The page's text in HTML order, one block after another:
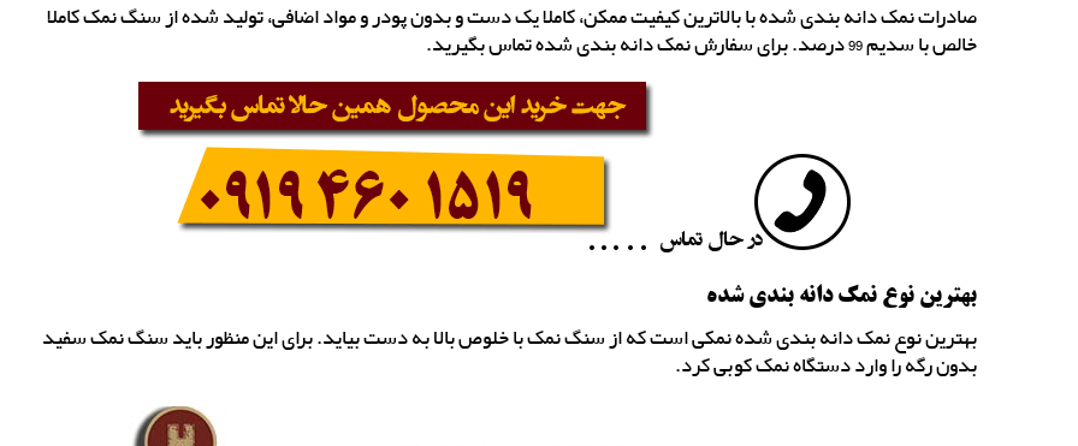
صادرات نمک دانه بندی شده با بالاترین کیفیت ممکن، کاملا یک دست و بدون پودر و مواد اضافی، تولید شده از سنگ نمک کاملا
خالص با سدیم 99 درصد. برای سفارش نمک دانه بندی شده تماس بگیرید.
بهترین نوع نمک دانه بندی شده
بهترین نوع نمک دانه بندی شده نمکی است که از سنگ نمک با خلوص بالا به دست بیاید. برای این منظور باید سنگ نمک سفید
بدون رگه را وارد دستگاه نمک کوبی کرد.